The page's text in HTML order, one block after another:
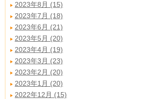
2023年8月 (15)
2023年7月 (18)
2023年6月 (21)
2023年5月 (20)
2023年4月 (19)
2023年3月 (23)
2023年2月 (20)
2023年1月 (20)
2022年12月 (15)